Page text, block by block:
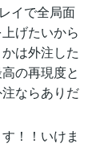
イで全局面
げたいから
は外注した
の再現度と
ならありだ
！！いけま